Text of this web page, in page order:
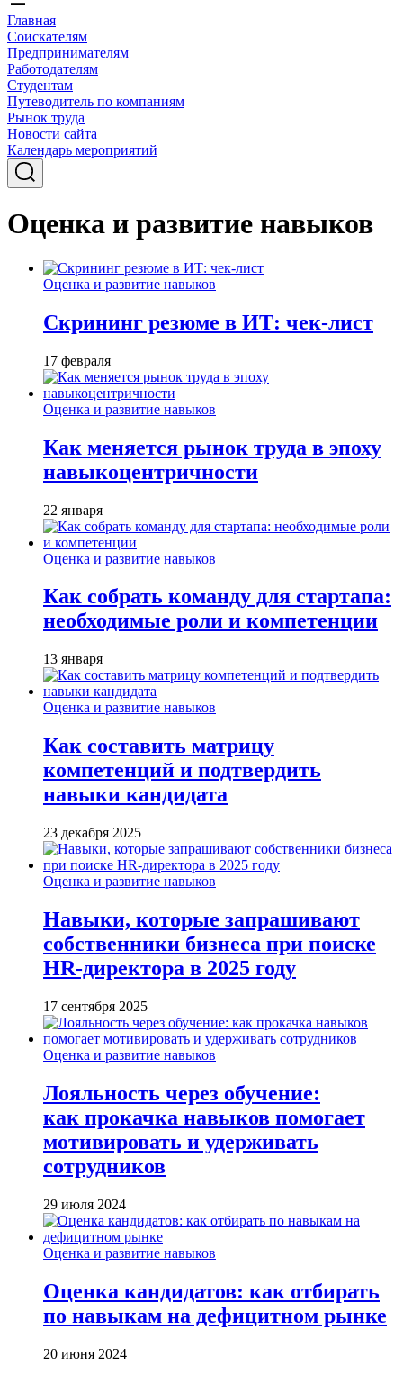
Главная
Соискателям
Предпринимателям
Работодателям
Студентам
Путеводитель по компаниям
Рынок труда
Новости сайта
Календарь мероприятий
Оценка и развитие навыков
Оценка и развитие навыков
Скрининг резюме в ИТ: чек-лист
17 февраля
Оценка и развитие навыков
Как меняется рынок труда в эпоху
навыкоцентричности
22 января
Оценка и развитие навыков
Как собрать команду для стартапа:
необходимые роли и компетенции
13 января
Оценка и развитие навыков
Как составить матрицу
компетенций и подтвердить
навыки кандидата
23 декабря 2025
Оценка и развитие навыков
Навыки, которые запрашивают
собственники бизнеса при поиске
HR-директора в 2025 году
17 сентября 2025
Оценка и развитие навыков
Лояльность через обучение:
как прокачка навыков помогает
мотивировать и удерживать
сотрудников
29 июля 2024
Оценка и развитие навыков
Оценка кандидатов: как отбирать
по навыкам на дефицитном рынке
20 июня 2024